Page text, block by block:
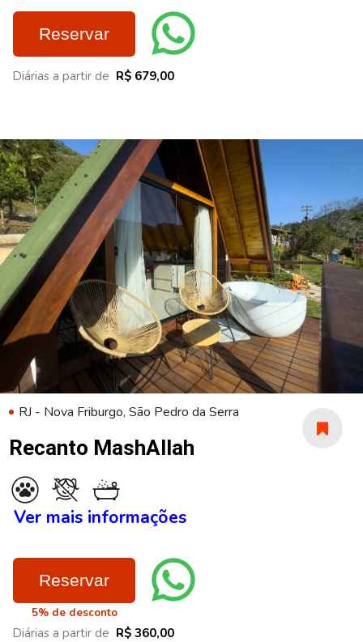
Reservar
Diárias a partir de R$ 679,00
RJ - Nova Friburgo, São Pedro da Serra
Recanto MashAllah
Ver mais informações
Reservar
5% de desconto
Diárias a partir de R$ 360,00